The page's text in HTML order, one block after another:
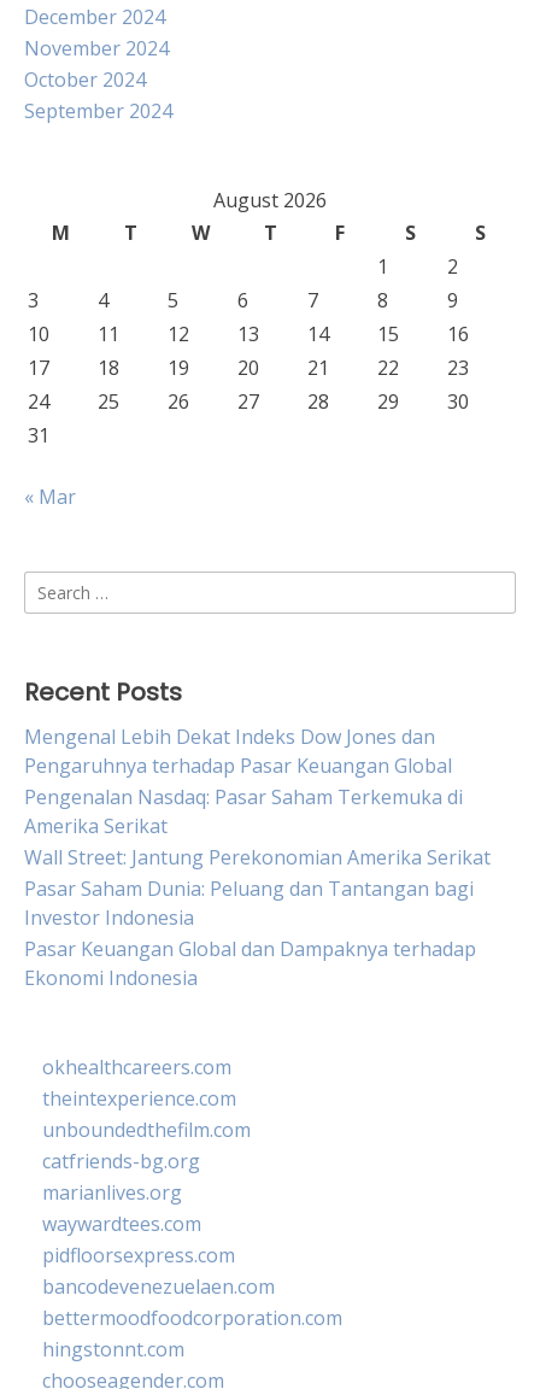
December 2024
November 2024
October 2024
September 2024
August 2026
M
T W T F S
S
1
2
3
4 5 6 7 8
9
10
11 12 13 14 15
16
17
18 19 20 21 22
23
24
25 26 27 28 29
30
31
« Mar
Search
for:
Recent Posts
Mengenal Lebih Dekat Indeks Dow Jones dan
Pengaruhnya terhadap Pasar Keuangan Global
Pengenalan Nasdaq: Pasar Saham Terkemuka di
Amerika Serikat
Wall Street: Jantung Perekonomian Amerika Serikat
Pasar Saham Dunia: Peluang dan Tantangan bagi
Investor Indonesia
Pasar Keuangan Global dan Dampaknya terhadap
Ekonomi Indonesia
okhealthcareers.com
theintexperience.com
unboundedthefilm.com
catfriends-bg.org
marianlives.org
waywardtees.com
pidfloorsexpress.com
bancodevenezuelaen.com
bettermoodfoodcorporation.com
hingstonnt.com
chooseagender.com